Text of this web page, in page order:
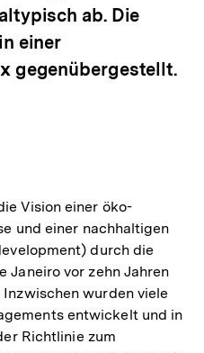
ab. Die
einer
gegenübergestellt.
Vision einer öko-
und einer nachhaltigen
durch die
Janeiro vor zehn Jahren
wurden viele
entwickelt und in
Richtlinie zum